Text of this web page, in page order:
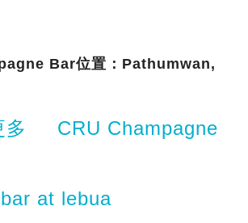
Bar位置：Pathumwan,
多 CRU Champagne
at lebua